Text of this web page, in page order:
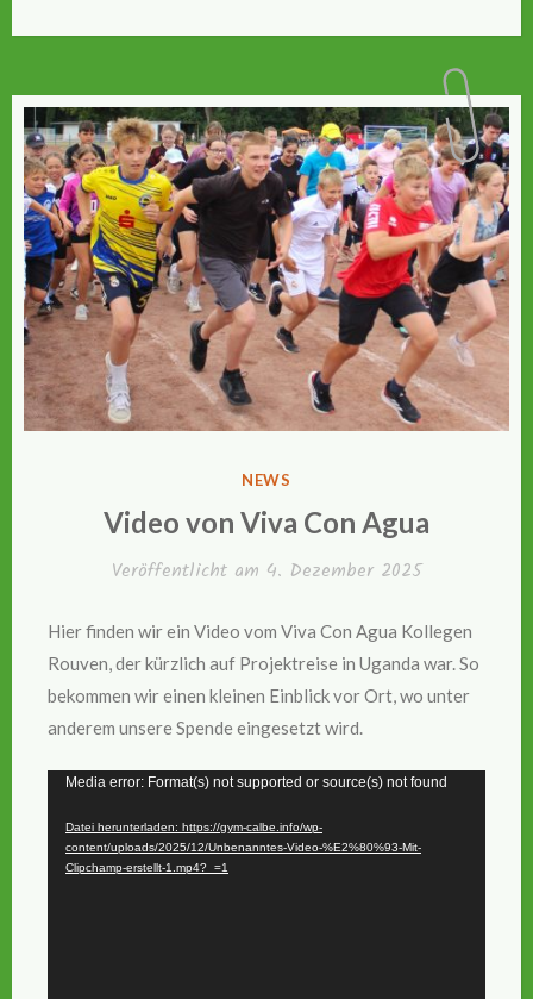
VERÖFFENTLICHT
NEWS
Video von Viva Con Agua
Veröffentlicht am 4. Dezember 2025
Hier finden wir ein Video vom Viva Con Agua Kollegen
Rouven, der kürzlich auf Projektreise in Uganda war. So
bekommen wir einen kleinen Einblick vor Ort, wo unter
anderem unsere Spende eingesetzt wird.
Video-
Media error: Format(s) not supported or source(s) not found
Datei herunterladen: https://gym-calbe.info/wp-
content/uploads/2025/12/Unbenanntes-Video-%E2%80%93-Mit-
Clipchamp-erstellt-1.mp4?_=1